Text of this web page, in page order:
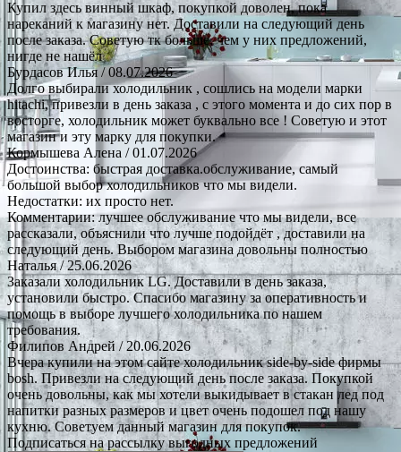
Купил здесь винный шкаф, покупкой доволен, пока
нареканий к магазину нет. Доставили на следующий день
после заказа. Советую тк больше, чем у них предложений,
нигде не нашёл
Бурдасов Илья/ 08.07.2026
Долго выбирали холодильник , сошлись на модели марки
hitachi, привезли в день заказа , с этого момента и до сих пор в
восторге, холодильник может буквально все ! Советую и этот
магазин и эту марку для покупки.
Кормышева Алена / 01.07.2026
Достоинства: быстрая доставка.обслуживание, самый
большой выбор холодильников что мы видели.
Недостатки: их просто нет.
Комментарии: лучшее обслуживание что мы видели, все
рассказали, объяснили что лучше подойдёт , доставили на
следующий день. Выбором магазина довольны полностью
Наталья/ 25.06.2026
Заказали холодильник LG. Доставили в день заказа,
установили быстро. Спасибо магазину за оперативность и
помощь в выборе лучшего холодильника по нашем
требования.
Филипов Андрей/ 20.06.2026
Вчера купили на этом сайте холодильник side-by-side фирмы
bosh. Привезли на следующий день после заказа. Покупкой
очень довольны, как мы хотели выкидывает в стакан лед под
напитки разных размеров и цвет очень подошел под нашу
кухню. Советуем данный магазин для покупок.
Подписаться на рассылку выгодных предложений